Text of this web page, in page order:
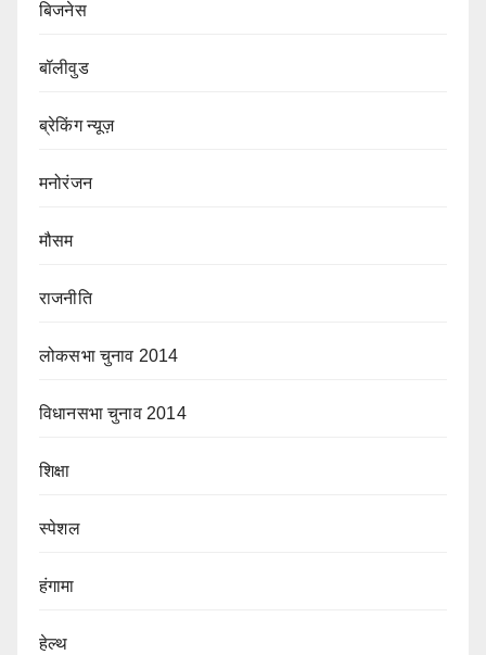
बिजनेस
बॉलीवुड
ब्रेकिंग न्यूज़
मनोरंजन
मौसम
राजनीति
लोकसभा चुनाव 2014
विधानसभा चुनाव 2014
शिक्षा
स्पेशल
हंगामा
हेल्थ